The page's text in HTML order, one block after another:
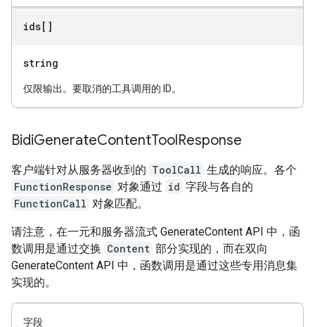
ids[]
string
仅限输出。要取消的工具调用的 ID。
BidiGenerateContentToolResponse
客户端针对从服务器收到的 ToolCall 生成的响应。各个
FunctionResponse 对象通过 id 字段与各自的
FunctionCall 对象匹配。
请注意，在一元和服务器流式 GenerateContent API 中，函
数调用是通过交换 Content 部分实现的，而在双向
GenerateContent API 中，函数调用是通过这些专用消息集
实现的。
字段